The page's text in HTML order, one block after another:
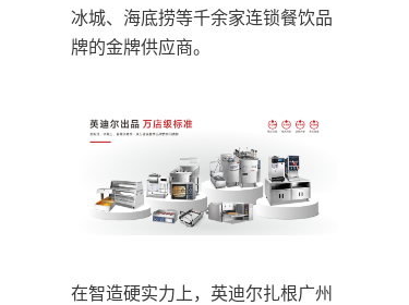
冰城、海底捞等千余家连锁餐饮品
牌的金牌供应商。
在智造硬实力上，英迪尔扎根广州